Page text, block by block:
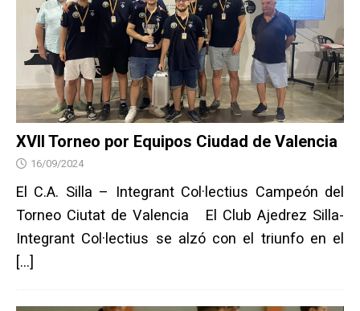
XVII Torneo por Equipos Ciudad de Valencia
16/09/2024
El C.A. Silla – Integrant Col·lectius Campeón del
Torneo Ciutat de Valencia El Club Ajedrez Silla-
Integrant Col·lectius se alzó con el triunfo en el
[…]